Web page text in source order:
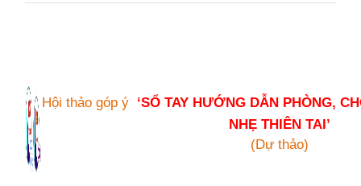
Hội thảo góp ý ‘SỔ TAY HƯỚNG DẪN PHÒNG,
NHẸ THIÊN TAI’
(Dự thảo)